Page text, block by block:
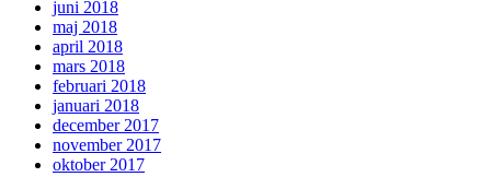
juni 2018
maj 2018
april 2018
mars 2018
februari 2018
januari 2018
december 2017
november 2017
oktober 2017